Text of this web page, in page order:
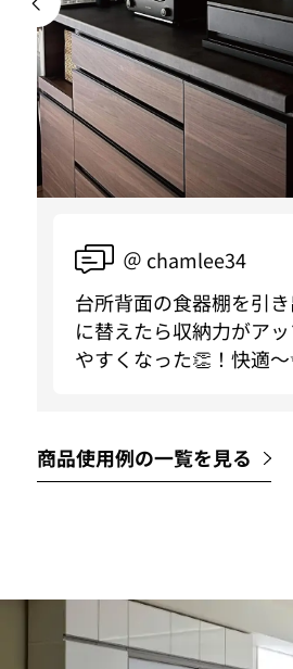
＠ chamlee34
台所背面の食器棚を引
に替えたら収納力がア
やすくなった👏！快適〜
商品使用例の一覧を見る